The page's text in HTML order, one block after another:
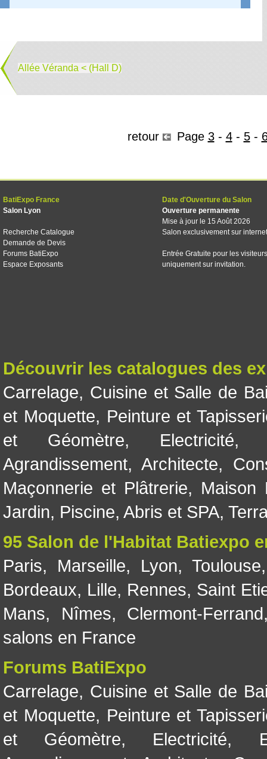
Allée Véranda < (Hall D)
retour Page 3- 4- 5-
BatiExpo France
Salon Lyon
Recherche Catalogue
Demande de Devis
Forums BatiExpo
Espace Exposants
Date d'Ouverture du Salon
Ouverture permanente
Mise à jour le 15 Août 2026
Salon exclusivement sur internet
Entrée Gratuite pour les visiteurs
uniquement sur invitation.
Découvrir les catalogues des
Carrelage, Cuisine et Salle de
et Moquette, Peinture et
et Géomètre, Electricité
Agrandissement, Architecte,
Maçonnerie et Plâtrerie, Maison
Jardin, Piscine, Abris et SPA,
95 Salon de l'Habitat Batiexpo
Paris, Marseille, Lyon, Toulouse
Bordeaux, Lille, Rennes, Saint
Mans, Nîmes, Clermont-Ferrand
salons en France
Forums BatiExpo
Carrelage, Cuisine et Salle de
et Moquette, Peinture et
et Géomètre, Electricité,